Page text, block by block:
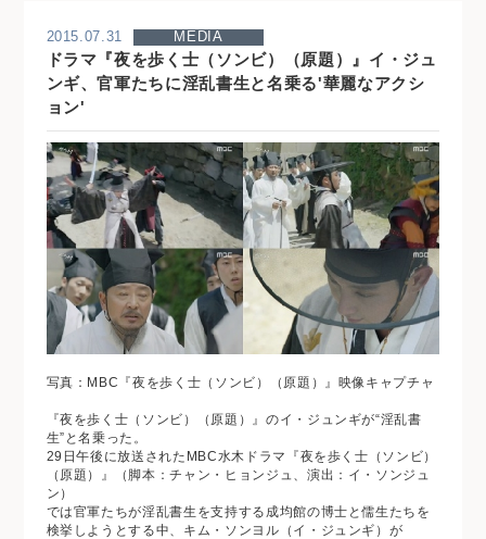
2015.07.31 MEDIA
ドラマ『夜を歩く士（ソンビ）（原題）』イ・ジュ
ンギ、官軍たちに淫乱書生と名乗る'華麗なアクシ
ョン'
写真：MBC『夜を歩く士（ソンビ）（原題）』映像キャプチャ
『夜を歩く士（ソンビ）（原題）』のイ・ジュンギが“淫乱書
生”と名乗った。
29日午後に放送されたMBC水木ドラマ『夜を歩く士（ソンビ）
（原題）』（脚本：チャン・ヒョンジュ、演出：イ・ソンジュ
ン）
では官軍たちが淫乱書生を支持する成均館の博士と儒生たちを
検挙しようとする中、キム・ソンヨル（イ・ジュンギ）が